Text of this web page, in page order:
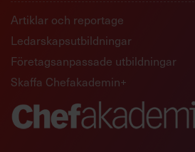
Artiklar och reportage
Ledarskapsutbildningar
Företagsanpassade utbildningar
Skaffa Chefakademin+